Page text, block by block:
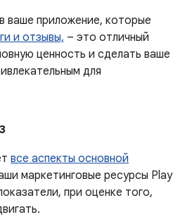
ваше приложение, которые
и отзывы, – это отличный
ценность и сделать ваше
для
все аспекты основной
маркетинговые ресурсы Play
при оценке того,